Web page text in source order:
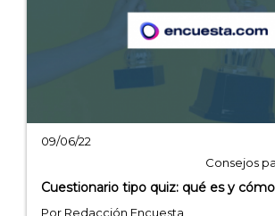
09/06/22
Consejos
Cuestionario tipo quiz: qué es y
Por Redacción Encuesta